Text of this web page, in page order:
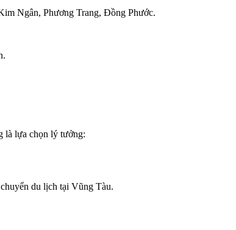
Ngân, Phương Trang, Đồng Phước.
là lựa chọn lý tưởng:
du lịch tại Vũng Tàu.